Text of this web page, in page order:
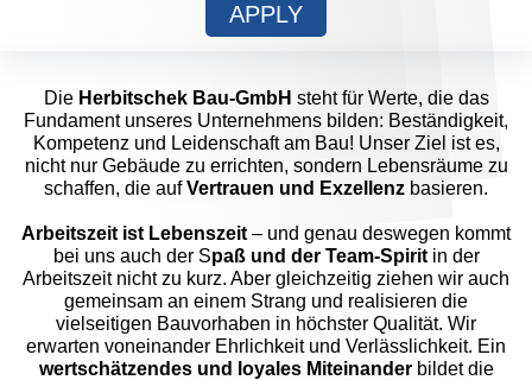
APPLY
Die Herbitschek Bau-GmbH steht für Werte, die das
Fundament unseres Unternehmens bilden: Beständigkeit,
Kompetenz und Leidenschaft am Bau! Unser Ziel ist es,
nicht nur Gebäude zu errichten, sondern Lebensräume zu
schaffen, die aufVertrauen und Exzellenz basieren.
Arbeitszeit ist Lebenszeit – und genau deswegen kommt
bei uns auch der Spaß und der Team-Spiritin der
Arbeitszeit nicht zu kurz. Aber gleichzeitig ziehen wir auch
gemeinsam an einem Strang und realisieren die
vielseitigen Bauvorhaben in höchster Qualität. Wir
erwarten voneinander Ehrlichkeit und Verlässlichkeit. Ein
wertschätzendes und loyales Miteinanderbildet die